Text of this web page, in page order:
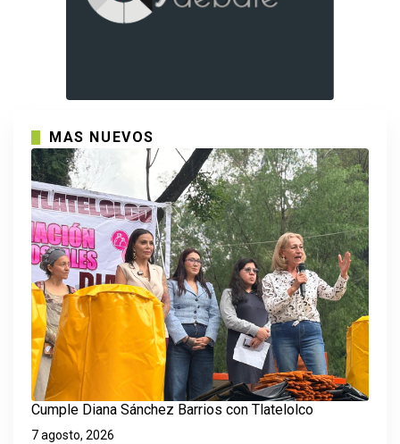
MAS NUEVOS
Cumple Diana Sánchez Barrios con Tlatelolco
7 agosto, 2026